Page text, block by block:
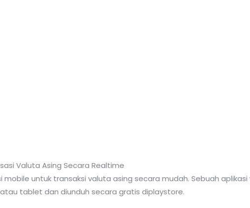
Valuta Asing Secara Realtime
mobile untuk transaksi valuta asing secara mudah. Sebuah
tablet dan diunduh secara gratis diplaystore.